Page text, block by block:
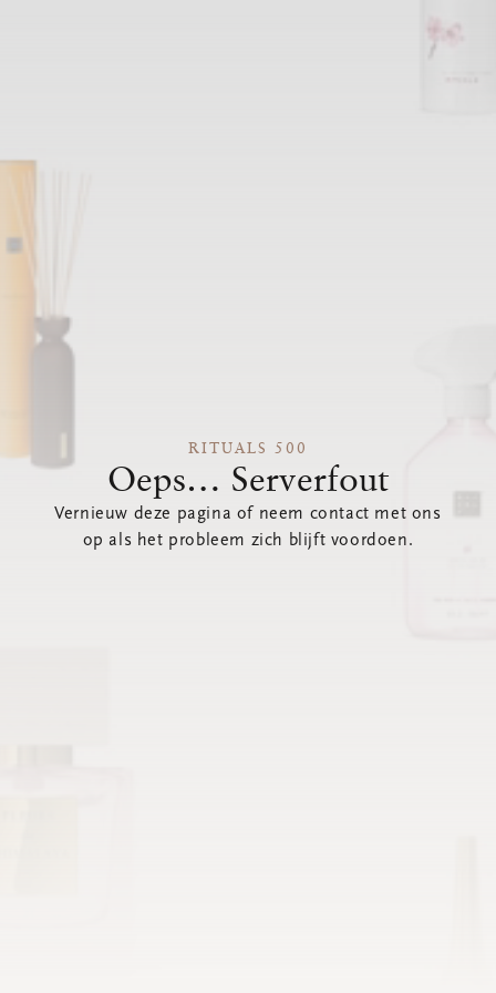
RITUALS 500
Oeps… Serverfout
Vernieuw deze pagina of neem contact met ons
op als het probleem zich blijft voordoen.